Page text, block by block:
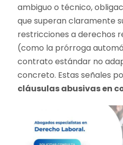
ambiguo o técnico,
que superan claramente
restricciones a derechos
(como la prórroga
contrato estándar no
concreto. Estas señales
cláusulas abusivas en